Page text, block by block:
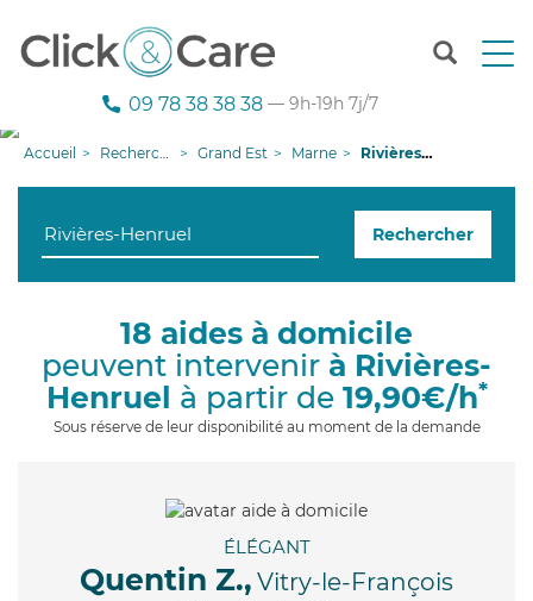
T
n
g
09 78 38 38 38 — 9h-19h 7j/7
Accueil Recherche aide à domicile Grand Est Marne Rivières-Henruel
Rechercher
18 aides à domicile
peuvent intervenir à Rivières-
Henruel à partir de 19,90€/h*
Sous réserve de leur disponibilité au moment de la demande
ÉLÉGANT
Quentin Z., Vitry-le-François